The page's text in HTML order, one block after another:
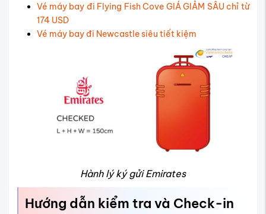
Vé máy bay đi Flying Fish Cove GIÁ GIẢM SÂU chỉ từ
174 USD
Vé máy bay đi Newcastle siêu tiết kiệm
Hành lý ký gửi Emirates
Hướng dẫn kiểm tra và Check-in